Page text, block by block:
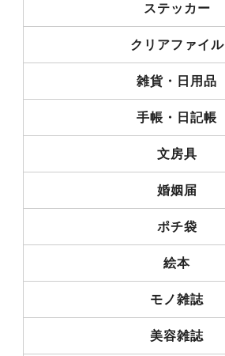
ステッカー
クリアファイル
雑貨・日用品
手帳・日記帳
文房具
婚姻届
ポチ袋
絵本
モノ雑誌
美容雑誌